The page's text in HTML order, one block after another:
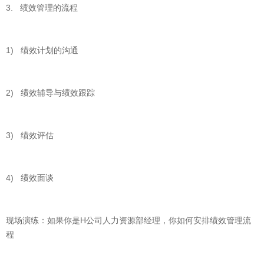
3. 绩效管理的流程
1) 绩效计划的沟通
2) 绩效辅导与绩效跟踪
3) 绩效评估
4) 绩效面谈
现场演练：如果你是H公司人力资源部经理，你如何安排绩效管理流
程